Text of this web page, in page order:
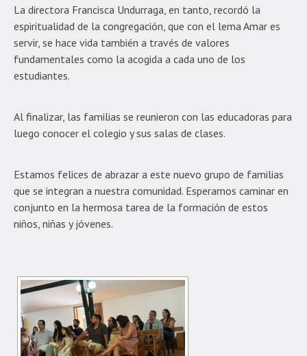
La directora Francisca Undurraga, en tanto, recordó la
espiritualidad de la congregación, que con el lema Amar es
servir, se hace vida también a través de valores
fundamentales como la acogida a cada uno de los
estudiantes.
Al finalizar, las familias se reunieron con las educadoras para
luego conocer el colegio y sus salas de clases.
Estamos felices de abrazar a este nuevo grupo de familias
que se integran a nuestra comunidad. Esperamos caminar en
conjunto en la hermosa tarea de la formación de estos
niños, niñas y jóvenes.